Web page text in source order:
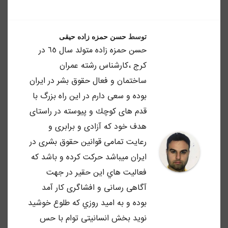
توسط حسن حمزه زاده حیقی
حسن حمزه زاده متولد سال ٦٥ در
كرج ،كارشناس رشته عمران
ساختمان و فعال حقوق بشر در ايران
بوده و سعى دارم در اين راه بزرگ با
قدم هاى كوچك و پيوسته در راستاى
هدف خود كه آزادى و برابرى و
رعايت تمامى قوانين حقوق بشرى در
ايران ميباشد حركت كرده و باشد كه
فعاليت هاي اين حقير در جهت
آگاهى رسانى و افشاگرى كار آمد
بوده و به اميد روزي كه طلوع خوشيد
نويد بخش انسانيتى توام با حس